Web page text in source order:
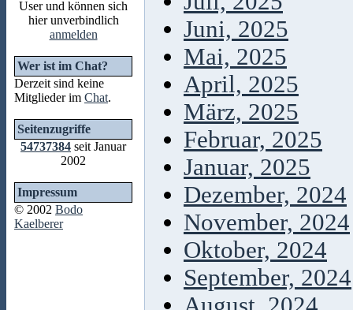
User und können sich
hier unverbindlich
anmelden
Wer ist im Chat?
Derzeit sind keine
Mitglieder im Chat.
Seitenzugriffe
54737384 seit Januar
2002
Impressum
© 2002 Bodo
Kaelberer
Juni, 2025
Mai, 2025
April, 2025
März, 2025
Februar, 2025
Januar, 2025
Dezember, 2024
November, 2024
Oktober, 2024
September, 2024